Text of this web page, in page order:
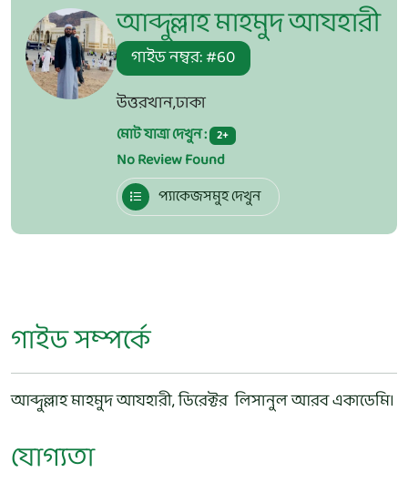
আব্দুল্লাহ মাহমুদ আযহারী
গাইড নম্বর: #60
উত্তরখান,ঢাকা
মোট যাত্রা দেখুন : 2
No Review Found
প্যাকেজসমুহ দেখুন
গাইড সম্পর্কে
আব্দুল্লাহ মাহমুদ আযহারী,ডিরেক্টরলিসানুল আরব একাডেমি।
যোগ্যতা